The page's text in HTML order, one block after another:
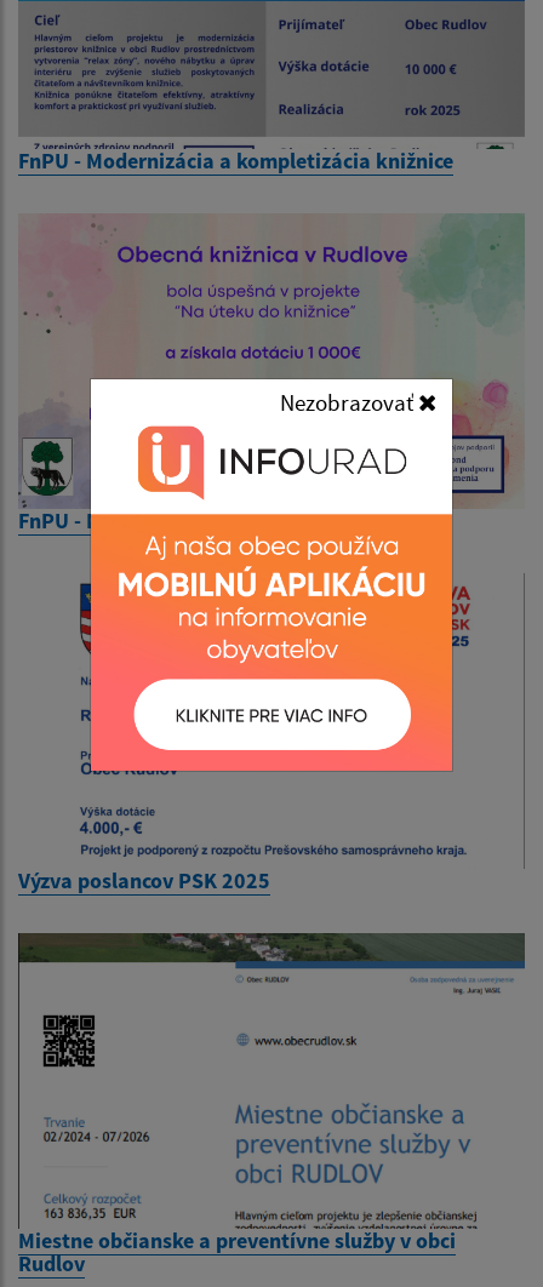
Nezobrazovať
FnPU - Modernizácia a kompletizácia knižnice
FnPU - Na úteku do knižnice
Výzva poslancov PSK 2025
Miestne občianske a preventívne služby v obci
Rudlov